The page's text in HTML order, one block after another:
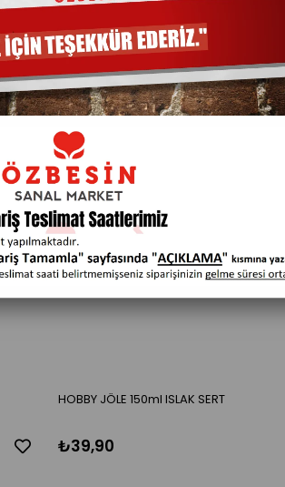
HOBBY JÖLE 150ml ISLAK SERT
₺39,90